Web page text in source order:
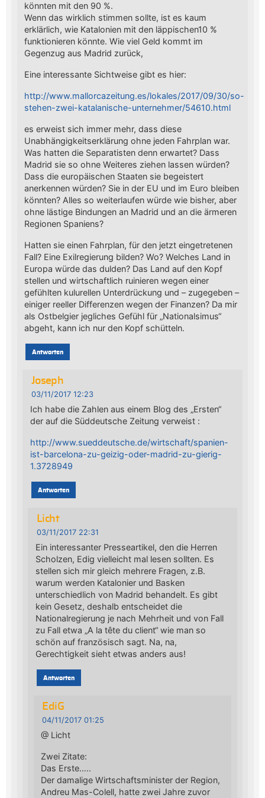
könnten mit den 90 %.
Wenn das wirklich stimmen sollte, ist es kaum
erklärlich, wie Katalonien mit den läppischen10 %
funktionieren könnte. Wie viel Geld kommt im
Gegenzug aus Madrid zurück,
Eine interessante Sichtweise gibt es hier:
http://www.mallorcazeitung.es/lokales/2017/09/30/so-
stehen-zwei-katalanische-unternehmer/54610.html
es erweist sich immer mehr, dass diese
Unabhängigkeitserklärung ohne jeden Fahrplan war.
Was hatten die Separatisten denn erwartet? Dass
Madrid sie so ohne Weiteres ziehen lassen würden?
Dass die europäischen Staaten sie begeistert
anerkennen würden? Sie in der EU und im Euro bleiben
könnten? Alles so weiterlaufen würde wie bisher, aber
ohne lästige Bindungen an Madrid und an die ärmeren
Regionen Spaniens?
Hatten sie einen Fahrplan, für den jetzt eingetretenen
Fall? Eine Exilregierung bilden? Wo? Welches Land in
Europa würde das dulden? Das Land auf den Kopf
stellen und wirtschaftlich ruinieren wegen einer
gefühlten kulurellen Unterdrückung und – zugegeben –
einiger reeller Differenzen wegen der Finanzen? Da mir
als Ostbelgier jegliches Gefühl für „Nationalsimus“
abgeht, kann ich nur den Kopf schütteln.
Antworten
Joseph
03/11/2017 12:23
Ich habe die Zahlen aus einem Blog des „Ersten“
der auf die Süddeutsche Zeitung verweist :
http://www.sueddeutsche.de/wirtschaft/spanien-
ist-barcelona-zu-geizig-oder-madrid-zu-gierig-
1.3728949
Antworten
Licht
03/11/2017 22:31
Ein interessanter Presseartikel, den die Herren
Scholzen, Edig vielleicht mal lesen sollten. Es
stellen sich mir gleich mehrere Fragen, z.B.
warum werden Katalonier und Basken
unterschiedlich von Madrid behandelt. Es gibt
kein Gesetz, deshalb entscheidet die
Nationalregierung je nach Mehrheit und von Fall
zu Fall etwa „A la tête du client“ wie man so
schön auf französisch sagt. Na, na,
Gerechtigkeit sieht etwas anders aus!
Antworten
EdiG
04/11/2017 01:25
@ Licht
Zwei Zitate:
Das Erste…..
Der damalige Wirtschaftsminister der Region,
Andreu Mas-Colell, hatte zwei Jahre zuvor